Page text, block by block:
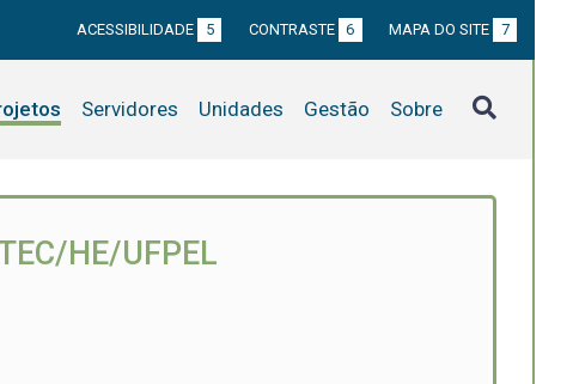
ACESSIBILIDADE 5 CONTRASTE 6 MAPA DO SITE 7
Servidores Unidades Gestão Sobre
HE/UFPEL